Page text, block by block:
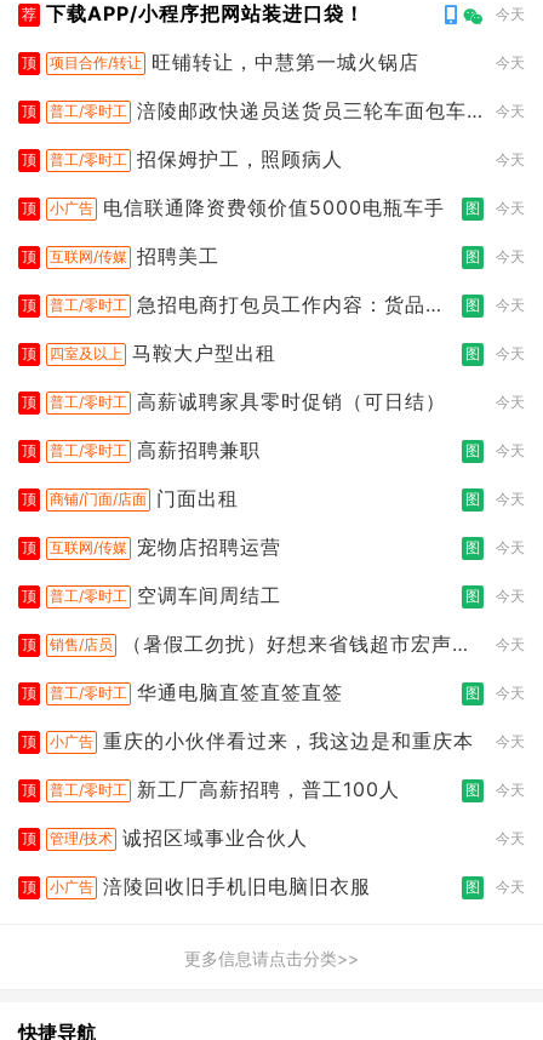
荐 下载APP/小程序把网站装进口袋！ 今天
顶 项目合作/转让 旺铺转让，中慧第一城火锅店 今天
顶 普工/零时工 涪陵邮政快递员送货员三轮车面包车
今天
顶 普工/零时工 招保姆护工，照顾病人 今天
顶 小广告 电信联通降资费领价值5000电瓶车手 图 今天
顶 互联网/传媒 招聘美工 图 今天
顶 普工/零时工 急招电商打包员工作内容：货品分
图 今天
顶 四室及以上 马鞍大户型出租 图 今天
顶 普工/零时工 高薪诚聘家具零时促销（可日结） 今天
顶 普工/零时工 高薪招聘兼职 图 今天
顶 商铺/门面/店面 门面出租 图 今天
顶 互联网/传媒 宠物店招聘运营 图 今天
顶 普工/零时工 空调车间周结工 图 今天
顶 销售/店员
（暑假工勿扰）好想来省钱超市宏声桥
今天
顶 普工/零时工 华通电脑直签直签直签 图 今天
顶 小广告 重庆的小伙伴看过来，我这边是和重庆本 今天
顶 普工/零时工 新工厂高薪招聘，普工100人 图 今天
顶 管理/技术 诚招区域事业合伙人 今天
顶 小广告 涪陵回收旧手机旧电脑旧衣服 图 今天
更多信息请点击分类>>
快捷导航